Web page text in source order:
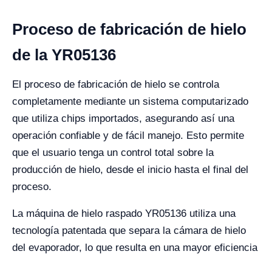
Proceso de fabricación de hielo
de la YR05136
El proceso de fabricación de hielo se controla
completamente mediante un sistema computarizado
que utiliza chips importados, asegurando así una
operación confiable y de fácil manejo. Esto permite
que el usuario tenga un control total sobre la
producción de hielo, desde el inicio hasta el final del
proceso.
La máquina de hielo raspado YR05136 utiliza una
tecnología patentada que separa la cámara de hielo
del evaporador, lo que resulta en una mayor eficiencia